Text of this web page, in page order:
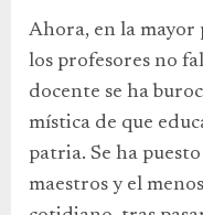
Ahora, en la mayor
los profesores no
docente se ha
mística de que
patria. Se ha
maestros y el